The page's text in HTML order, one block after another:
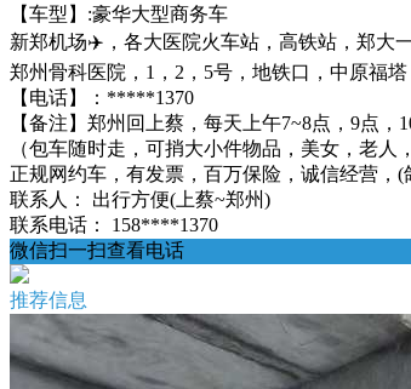
【车型】:豪华大型商务车
新郑机场✈️，各大医院火车站，高铁站，郑大
郑州骨科医院，1，2，5号，地铁口，中原福塔
【电话】：*****1370
【备注】郑州回上蔡，每天上午7~8点，9点
（包车随时走，可捎大小件物品，美女，老人
正规网约车，有发票，百万保险，诚信经营
联系人：
出行方便(上蔡~郑州)
联系电话：
158****1370
微信扫一扫查看电话
推荐信息